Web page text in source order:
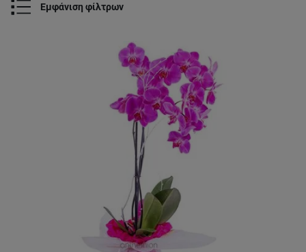
Εμφάνιση φίλτρων